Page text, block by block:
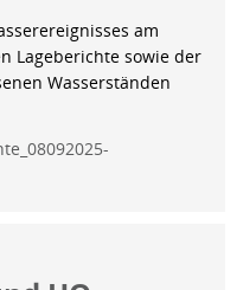
am
Lageberichte sowie der
Wasserständen